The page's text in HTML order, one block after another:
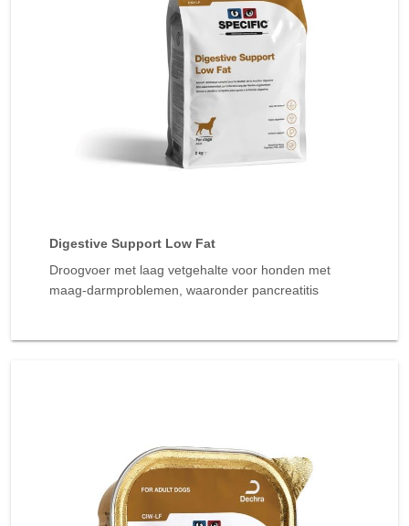
Digestive Support Low Fat
Droogvoer met laag vetgehalte voor honden met
maag-darmproblemen, waaronder pancreatitis